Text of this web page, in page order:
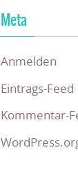
Meta
Anmelden
Eintrags-Feed
Kommentar-